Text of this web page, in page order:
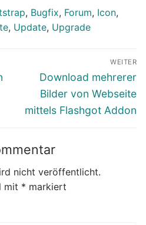
, Bugfix, Forum, Icon,
, Update, Upgrade
WEITER
Nächster
Beitrag:
Download mehrerer
Bilder von Webseite
mittels Flashgot Addon
nicht veröffentlicht.
mit * markiert